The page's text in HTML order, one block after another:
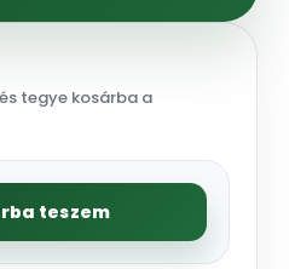
tegye kosárba a
teszem